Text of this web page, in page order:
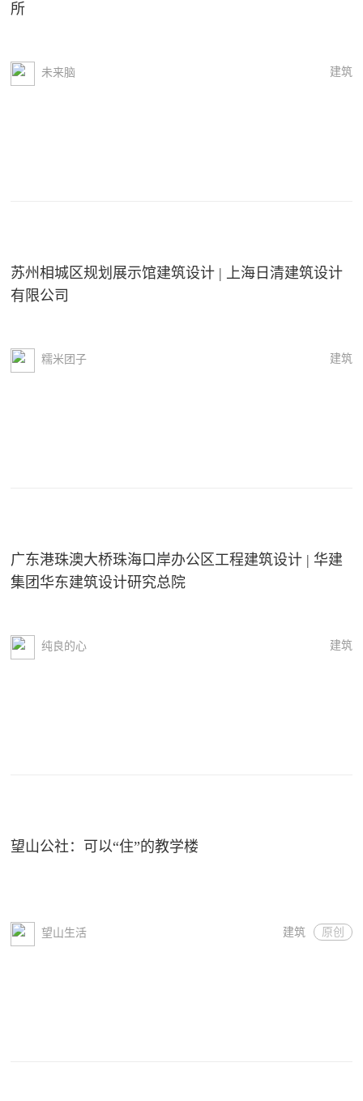
所
未来脑 建筑
苏州相城区规划展示馆建筑设计 | 上海日清建筑设计
有限公司
糯米团子 建筑
广东港珠澳大桥珠海口岸办公区工程建筑设计 | 华建
集团华东建筑设计研究总院
纯良的心 建筑
望山公社：可以“住”的教学楼
望山生活 建筑 原创